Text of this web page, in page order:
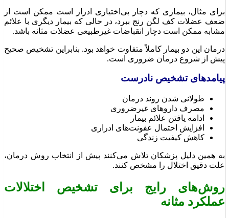
برای مثال، بیماری که دچار بی‌اختیاری ادرار است ممکن است از
ضعف عضلات کف لگن رنج ببرد، در حالی که بیمار دیگری با علائم
مشابه ممکن است دچار انقباضات غیرطبیعی عضلات مثانه باشد.
درمان این دو بیمار کاملاً متفاوت خواهد بود. بنابراین تشخیص صحیح
پیش از شروع درمان ضروری است.
پیامدهای تشخیص نادرست
طولانی شدن روند درمان
مصرف داروهای غیرضروری
ادامه یافتن علائم بیمار
افزایش احتمال عفونت‌های ادراری
کاهش کیفیت زندگی
به همین دلیل پزشکان تلاش می‌کنند پیش از انتخاب روش درمان،
علت دقیق اختلال را مشخص کنند.
روش‌های رایج برای تشخیص اختلالات
عملکرد مثانه